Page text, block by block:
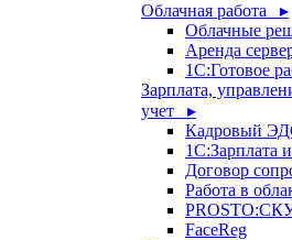
Облачная работа ▸
Облачные
Аренда
1C:Готовое
Зарплата,
учет ▸
Кадровый
1С:Зарплата
Договор
Работа в
FaceReg